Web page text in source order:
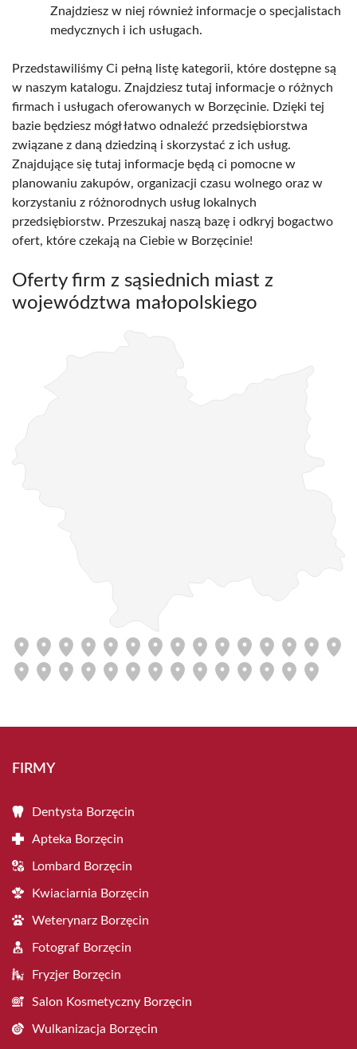
Znajdziesz w niej również informacje o specjalistach
medycznych i ich usługach.
Przedstawiliśmy Ci pełną listę kategorii, które dostępne są
w naszym katalogu. Znajdziesz tutaj informacje o różnych
firmach i usługach oferowanych w Borzęcinie. Dzięki tej
bazie będziesz mógł łatwo odnaleźć przedsiębiorstwa
związane z daną dziedziną i skorzystać z ich usług.
Znajdujące się tutaj informacje będą ci pomocne w
planowaniu zakupów, organizacji czasu wolnego oraz w
korzystaniu z różnorodnych usług lokalnych
przedsiębiorstw. Przeszukaj naszą bazę i odkryj bogactwo
ofert, które czekają na Ciebie w Borzęcinie!
Oferty firm z sąsiednich miast z
województwa małopolskiego
FIRMY
Dentysta Borzęcin
Apteka Borzęcin
Lombard Borzęcin
Kwiaciarnia Borzęcin
Weterynarz Borzęcin
Fotograf Borzęcin
Fryzjer Borzęcin
Salon Kosmetyczny Borzęcin
Wulkanizacja Borzęcin